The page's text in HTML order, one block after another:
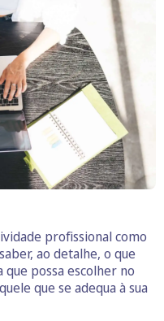
profissional como
ao detalhe, o que
que possa escolher no
que se adequa à sua